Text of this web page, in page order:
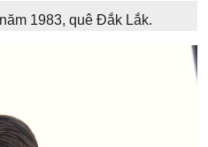
1983, quê Đắk Lắk.